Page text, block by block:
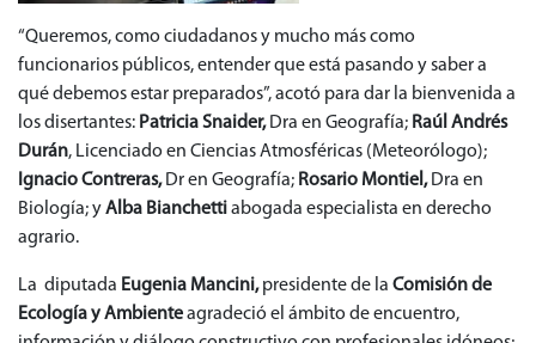
“Queremos, como ciudadanos y mucho más como
funcionarios públicos, entender que está pasando y saber a
qué debemos estar preparados”, acotó para dar la bienvenida a
los disertantes: Patricia Snaider,Dra en Geografía; Raúl Andrés
Durán, Licenciado en Ciencias Atmosféricas (Meteorólogo);
Ignacio Contreras,Dr en Geografía; Rosario Montiel,Dra en
Biología; yAlba Bianchettiabogada especialista en derecho
agrario.
La diputada Eugenia Mancini,presidente de la Comisión de
Ecología y Ambienteagradeció el ámbito de encuentro,